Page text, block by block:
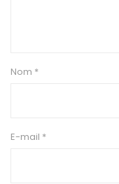
Nom *
E-mail *